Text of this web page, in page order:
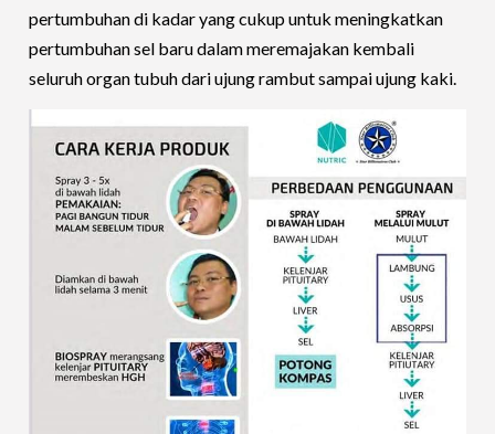
pertumbuhan di kadar yang cukup untuk meningkatkan
pertumbuhan sel baru dalam meremajakan kembali
seluruh organ tubuh dari ujung rambut sampai ujung kaki.